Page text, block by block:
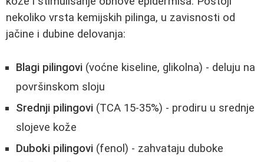
nekoliko vrsta kemijskih pilinga, u zavisnosti od
jačine i dubine delovanja:
Blagi pilingovi (voćne kiseline, glikolna) - deluju na
površinskom sloju
Srednji pilingovi (TCA 15-35%) - prodiru u srednje
slojeve kože
Duboki pilingovi (fenol) - zahvataju duboke